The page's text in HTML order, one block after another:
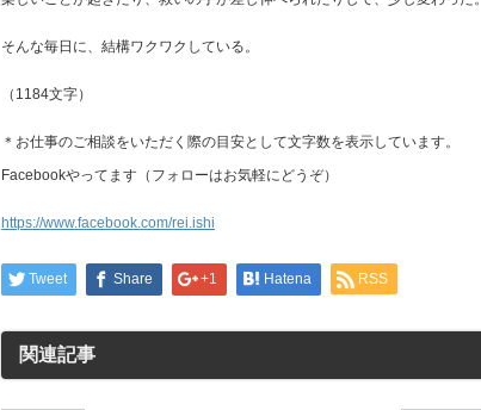
そんな毎日に、結構ワクワクしている。
（1184文字）
＊お仕事のご相談をいただく際の目安として文字数を表示しています。
Facebookやってます（フォローはお気軽にどうぞ）
https://www.facebook.com/rei.ishi
Tweet Share +1 Hatena RSS
関連記事